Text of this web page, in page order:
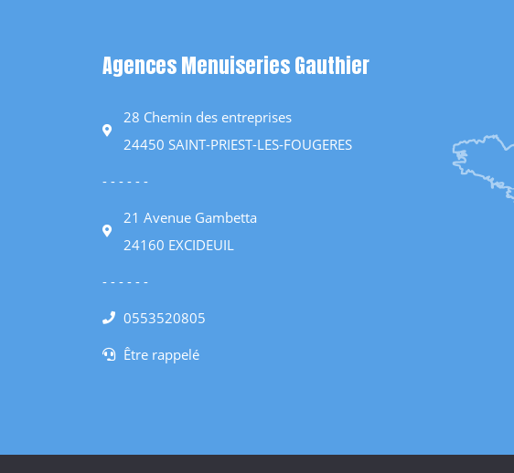
Agences Menuiseries Gauthier
28 Chemin des entreprises
24450 SAINT-PRIEST-LES-FOUGERES
- - - - - -
21 Avenue Gambetta
24160 EXCIDEUIL
- - - - - -
0553520805
Être rappelé